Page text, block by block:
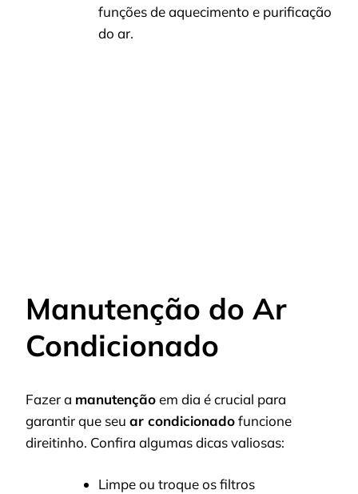
funções de aquecimento e purificação
do ar.
Manutenção do Ar
Condicionado
Fazer a manutençãoem dia é crucial para
garantir que seu ar condicionadofuncione
direitinho. Confira algumas dicas valiosas:
Limpe ou troque os filtros